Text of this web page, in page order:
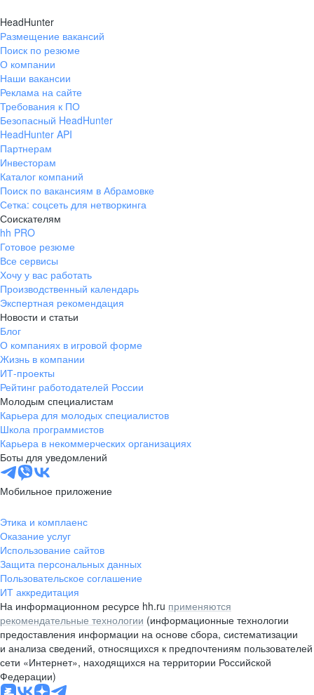
HeadHunter
Размещение вакансий
Поиск по резюме
О компании
Наши вакансии
Реклама на сайте
Требования к ПО
Безопасный HeadHunter
HeadHunter API
Партнерам
Инвесторам
Каталог компаний
Поиск по вакансиям в Абрамовке
Сетка: соцсеть для нетворкинга
Соискателям
hh PRO
Готовое резюме
Все сервисы
Хочу у вас работать
Производственный календарь
Экспертная рекомендация
Новости и статьи
Блог
О компаниях в игровой форме
Жизнь в компании
ИТ-проекты
Рейтинг работодателей России
Молодым специалистам
Карьера для молодых специалистов
Школа программистов
Карьера в некоммерческих организациях
Боты для уведомлений
Мобильное приложение
Этика и комплаенс
Оказание услуг
Использование сайтов
Защита персональных данных
Пользовательское соглашение
ИТ аккредитация
На информационном ресурсе hh.ru применяются
рекомендательные технологии (информационные технологии
предоставления информации на основе сбора, систематизации
и анализа сведений, относящихся к предпочтениям пользователей
сети «Интернет», находящихся на территории Российской
Федерации)